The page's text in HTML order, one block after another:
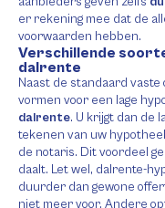
er rekening mee dat de
voorwaarden hebben.
Verschillende
dalrente
Naast de standaard
vormen voor een lage
dalrente. U krijgt dan de
tekenen van uw
de notaris. Dit voordeel
daalt. Let wel, dalrente-
duurder dan gewone
niet meer voor. Andere